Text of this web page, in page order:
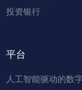
投资银行
平台
人工智能驱动的数